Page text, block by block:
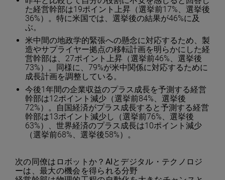
た経営幹部は19ポイント上昇（選挙前17%、選挙後
36%）。特に米国では、選挙後の結果が46%に及
ぶ。
米中間の地政学的緊張への懸念に対応するため、製
造やサプライヤー拠点の移転計画を明らかにした経
営幹部は、27ポイント上昇（選挙前46%、選挙後
73%）。同様に、79%が米中関係に対応するために
成長計画を調整している。
今後1年間の企業収益のプラス成長を予測する経営
幹部は12ポイント減少（選挙前84%、選挙後
72%）。自国経済がプラス成長すると予測する経営
幹部は13ポイント減少し（選挙前76%、選挙後
63%）、世界経済のプラス成長は10ポイント減少
（選挙前68%、選挙後58%）。
次の同僚はロボットか？ AI とデジタル・テクノロジ
ーは、最大の機会を得られる分野